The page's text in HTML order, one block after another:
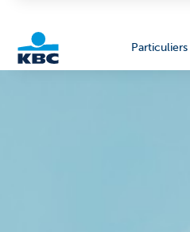
Particuliers